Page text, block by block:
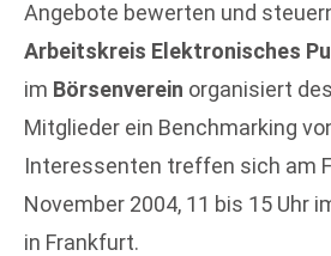
Angebote bewerten und
Arbeitskreis Elektronisches
im Börsenverein organisiert
Mitglieder ein Benchmarking
Interessenten treffen sich am
November 2004, 11 bis 15 Uhr
in Frankfurt.